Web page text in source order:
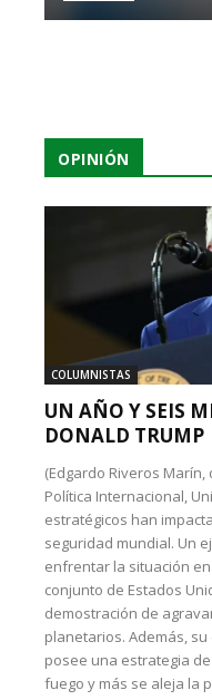
OPINIÓN
COLUMNISTAS
UN AÑO Y SEIS
DONALD TRUMP
(Edgardo Riveros
Política Internacional,
estratégicos han
seguridad mundial. Un
enfrentar la situación
conjunto de Estados
demostración de
planetarios. Además,
posee una estrategia
fuego y más se aleja la